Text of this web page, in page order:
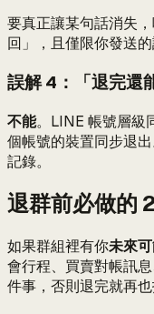
要真正讓某句話消失
回」，且僅限你發送的
誤解 4：「退完還
不能。LINE 帳號層級
個帳號的裝置同步退
記錄。
退群前必做的
如果群組裡有你未來
會行程、買賣對帳訊
件事，否則退完就再也